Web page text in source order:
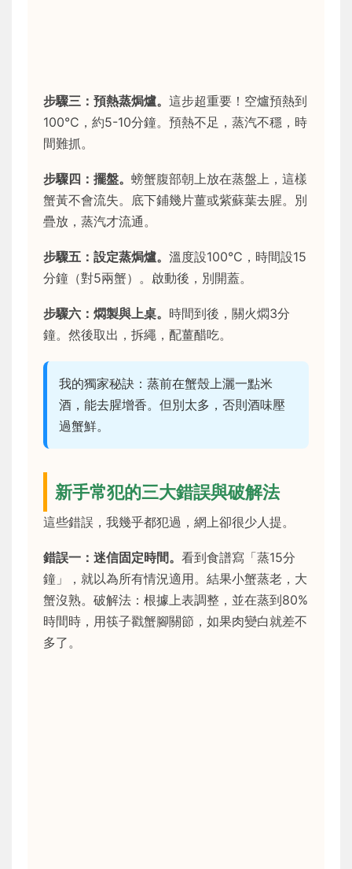
步驟三：預熱蒸焗爐。 這步超重要！空爐預熱到
100°C，約5-10分鐘。預熱不足，蒸汽不穩，時
間難抓。
步驟四：擺盤。 螃蟹腹部朝上放在蒸盤上，這樣
蟹黃不會流失。底下鋪幾片薑或紫蘇葉去腥。別
疊放，蒸汽才流通。
步驟五：設定蒸焗爐。 溫度設100°C，時間設15
分鐘（對5兩蟹）。啟動後，別開蓋。
步驟六：燜製與上桌。 時間到後，關火燜3分
鐘。然後取出，拆繩，配薑醋吃。
我的獨家秘訣：蒸前在蟹殼上灑一點米
酒，能去腥增香。但別太多，否則酒味壓
過蟹鮮。
新手常犯的三大錯誤與破解法
這些錯誤，我幾乎都犯過，網上卻很少人提。
錯誤一：迷信固定時間。 看到食譜寫「蒸15分
鐘」，就以為所有情況適用。結果小蟹蒸老，大
蟹沒熟。破解法：根據上表調整，並在蒸到80%
時間時，用筷子戳蟹腳關節，如果肉變白就差不
多了。